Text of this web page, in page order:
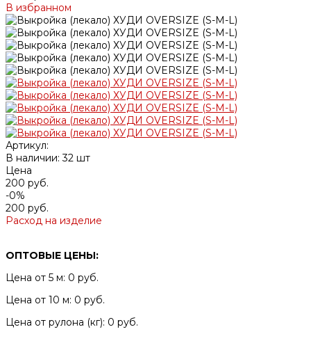
В избранном
Артикул:
В наличии: 32 шт
Цена
200 руб.
-0%
200 руб.
Расход на изделие
ОПТОВЫЕ ЦЕНЫ:
Цена от 5 м: 0 руб.
Цена от 10 м: 0 руб.
Цена от рулона (кг): 0 руб.